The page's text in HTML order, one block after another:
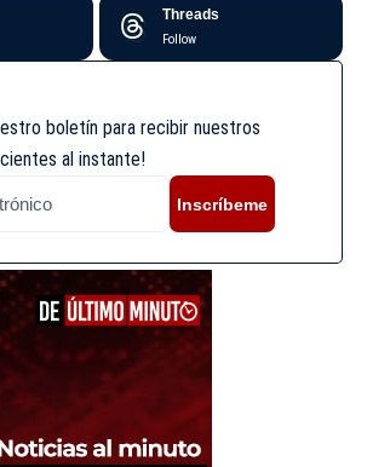
Threads
Follow
boletín para recibir nuestros
al instante!
Inscríbeme